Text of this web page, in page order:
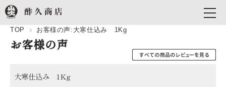
TOP お客様の声:大寒仕込み 1Kg
お客様の声
大寒仕込み 1Kg